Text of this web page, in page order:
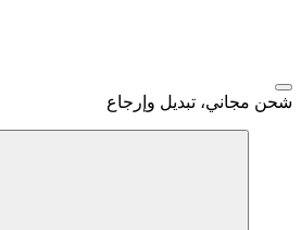
شحن مجاني، تبديل وإرجاع